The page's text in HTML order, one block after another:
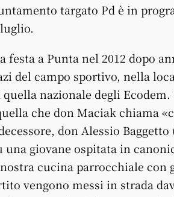
targato Pd è in
festa a Punta nel 2012 dopo
del campo sportivo, nella
nazionale degli
che don Maciak chiama
don Alessio
una giovane ospitata in
cucina parrocchiale
vengono messi in strada